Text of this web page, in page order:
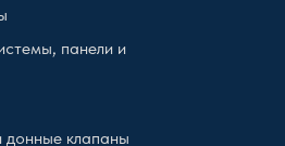
панели и
донные клапаны